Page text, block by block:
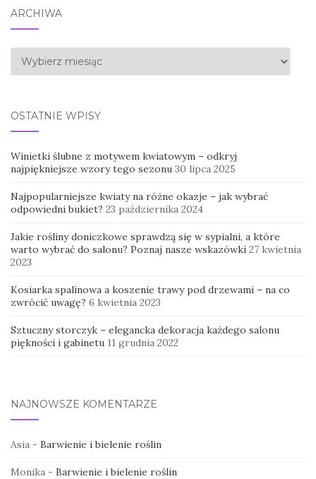
ARCHIWA
Archiwa
OSTATNIE WPISY
Winietki ślubne z motywem kwiatowym – odkryj
najpiękniejsze wzory tego sezonu 30 lipca 2025
Najpopularniejsze kwiaty na różne okazje – jak wybrać
odpowiedni bukiet? 23 października 2024
Jakie rośliny doniczkowe sprawdzą się w sypialni, a które
warto wybrać do salonu? Poznaj nasze wskazówki 27 kwietnia
2023
Kosiarka spalinowa a koszenie trawy pod drzewami – na co
zwrócić uwagę? 6 kwietnia 2023
Sztuczny storczyk – elegancka dekoracja każdego salonu
piękności i gabinetu 11 grudnia 2022
NAJNOWSZE KOMENTARZE
Asia - Barwienie i bielenie roślin
Monika - Barwienie i bielenie roślin